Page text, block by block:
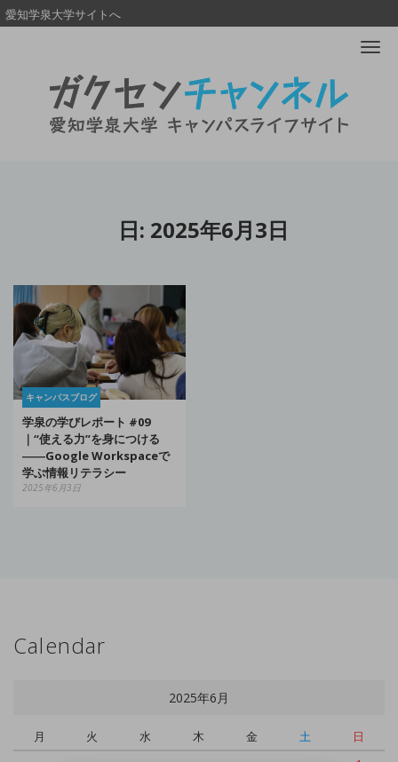
愛知学泉大学サイトへ
日: 2025年6月3日
キャンパスブログ
学泉の学びレポート #09
｜“使える力”を身につける
――Google Workspaceで
学ぶ情報リテラシー
2025年6月3日
Calendar
2025年6月
月 火 水 木 金 土
日